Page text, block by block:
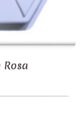
Rosa